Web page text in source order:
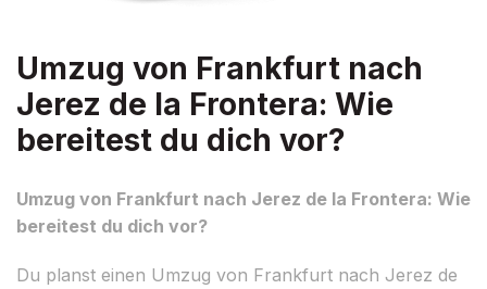
Umzug von Frankfurt nach
Jerez de la Frontera: Wie
bereitest du dich vor?
Umzug von Frankfurt nach Jerez de la Frontera: Wie
bereitest du dich vor?
Du planst einen Umzug von Frankfurt nach Jerez de